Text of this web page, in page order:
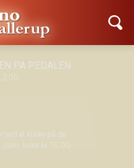
PÅ PEDALEN
ved at klikke på de
billet kr. 75,00)
111617